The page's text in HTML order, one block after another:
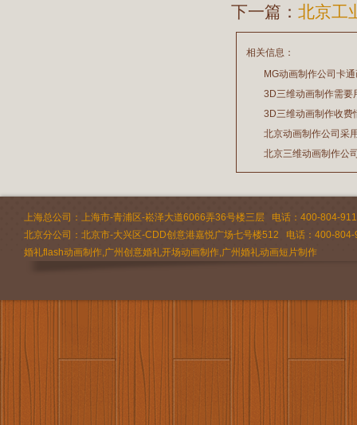
下一篇： 北京工
相关信息：
MG动画制作公司卡
2026/07/21
3D三维动画制作需要
2026/03/19
3D三维动画制作收费
2026/02/28
北京动画制作公司采
2026/02/24
北京三维动画制作公
2026/02/09
上海总公司：上海市-青浦区-崧泽大道6066弄36号楼三层 电话：400-804-
北京分公司：北京市-大兴区-CDD创意港嘉悦广场七号楼512 电话：400-
婚礼flash动画制作,广州创意婚礼开场动画制作,广州婚礼动画短片制作